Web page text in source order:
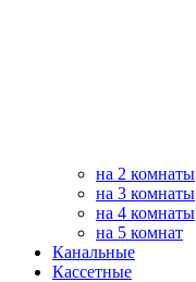
на 2 комнаты
на 3 комнаты
на 4 комнаты
на 5 комнат
Канальные
Кассетные